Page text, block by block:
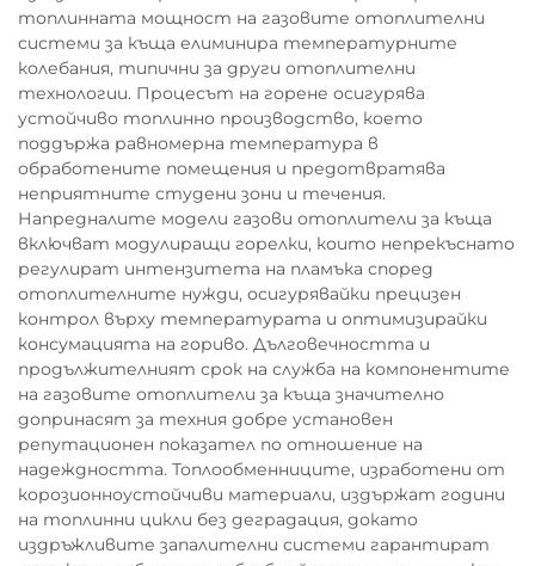
топлинната мощност на газовите отоплителни
системи за къща елиминира температурните
колебания, типични за други отоплителни
технологии. Процесът на горене осигурява
устойчиво топлинно производство, което
поддържа равномерна температура в
обработените помещения и предотвратява
неприятните студени зони и течения.
Напредналите модели газови отоплители за къща
включват модулиращи горелки, които непрекъснато
регулират интензитета на пламъка според
отоплителните нужди, осигурявайки прецизен
контрол върху температурата и оптимизирайки
консумацията на гориво. Дълговечността и
продължителният срок на служба на компонентите
на газовите отоплители за къща значително
допринасят за техния добре установен
репутационен показател по отношение на
надеждността. Топлообменниците, изработени от
корозионноустойчиви материали, издържат години
на топлинни цикли без деградация, докато
издръжливите запалителни системи гарантират